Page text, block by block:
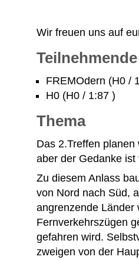
Wir freuen uns auf
FREMOdern (H0 /
H0 (H0 / 1:87 )
Thema
Das 2.Treffen
aber der Gedanke
Zu diesem Anlass
von Nord nach Süd,
angrenzende Länder
Fernverkehrszügen
gefahren wird.
zweigen von der